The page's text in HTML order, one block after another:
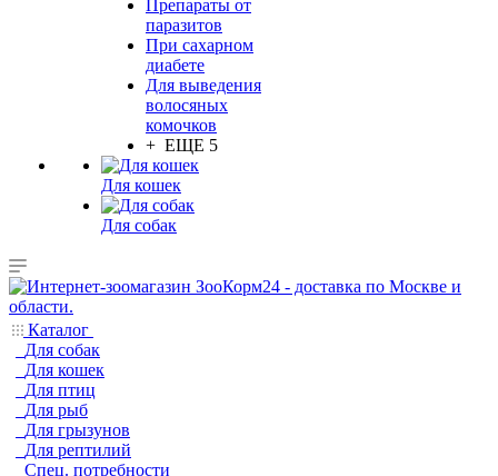
Препараты от
паразитов
При сахарном
диабете
Для выведения
волосяных
комочков
+ ЕЩЕ 5
Для кошек
Для собак
Каталог
Для собак
Для кошек
Для птиц
Для рыб
Для грызунов
Для рептилий
Спец. потребности